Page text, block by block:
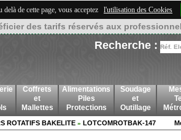
de cette page, vous acceptez l'utilisation des Cookies
des tarifs réservés aux
Recherche :
Coffrets
et
Mallettes
Alimentations
Piles
Protections
Soudage
et
Outillage
ROTATIFS BAKELITE » LOTCOMROTBAK-147